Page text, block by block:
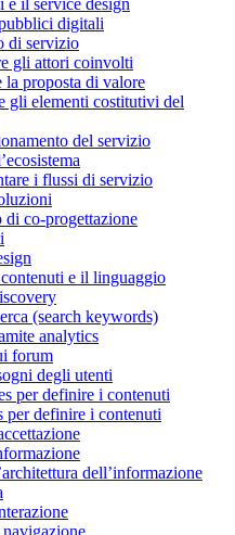
e il service design
digitali
di servizio
gli attori coinvolti
la proposta di valore
gli elementi costitutivi del
del servizio
i flussi di servizio
di co-progettazione
e il linguaggio
(search keywords)
analytics
forum
degli utenti
per definire i contenuti
per definire i contenuti
dell’informazione